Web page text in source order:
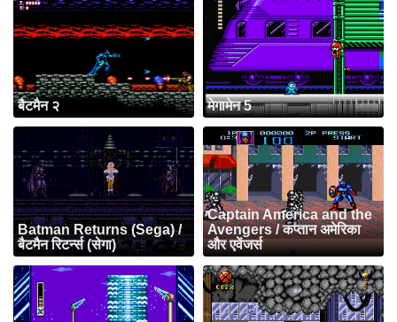
बैटमैन २ मेगामेन 5
Batman Returns (Sega) /
बैटमैन रिटर्न्स (सेगा)
Captain America and the
Avengers / कप्तान अमेरिका
और एवेंजर्स